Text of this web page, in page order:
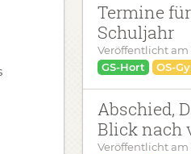
Termine
Schuljahr
Veröffentlicht am
GS-Hort
OS-
Abschied,
Blick nach
Veröffentlicht am